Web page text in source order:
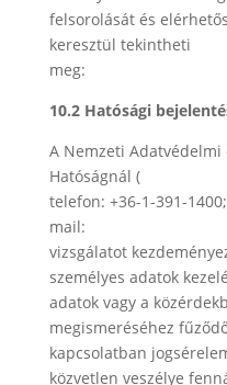
felsorolását és
keresztül tekintheti
meg:
10.2 Hatósági
A Nemzeti
Hatóságnál (
telefon: +36-1-391-
mail:
vizsgálatot
személyes adatok
adatok vagy a
megismeréséhez
kapcsolatban
közvetlen veszélye